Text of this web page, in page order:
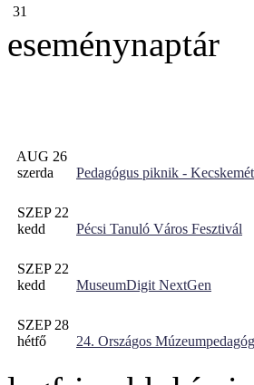
31
eseménynaptár
AUG 26
szerda
Pedagógus piknik -
SZEP 22
kedd
Pécsi Tanuló Város Fesztivál
SZEP 22
kedd
MuseumDigit NextGen
SZEP 28
hétfő
24. Országos